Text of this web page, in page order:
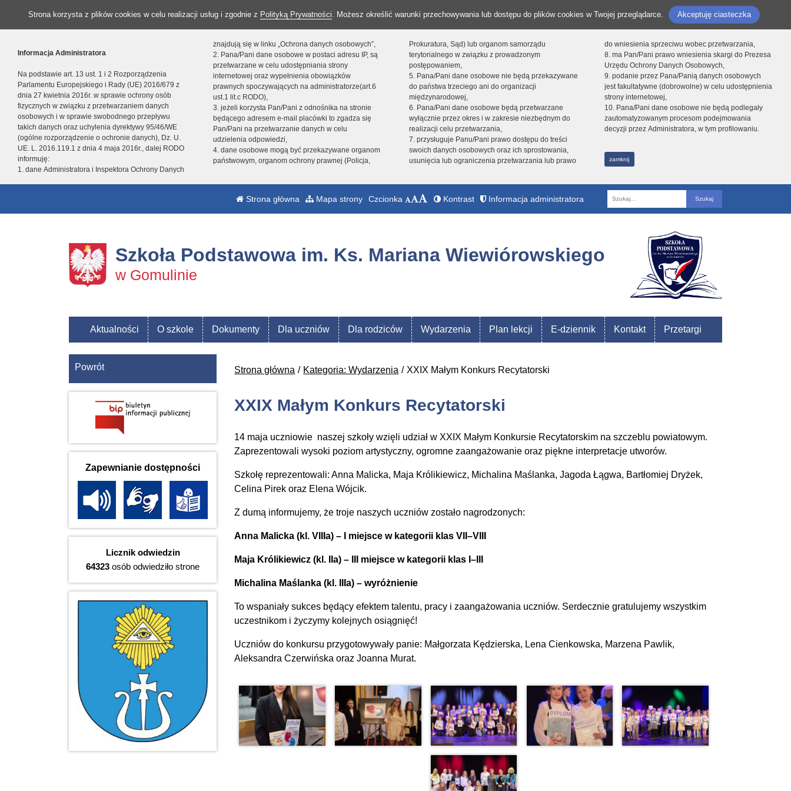
Strona korzysta z plików cookies w celu realizacji usług i zgodnie z Polityką Prywatności. Możesz określić warunki przechowywania lub dostępu do plików cookies w Twojej przeglądarce. Akceptuję ciasteczka
Informacja Administratora
Na podstawie art. 13 ust. 1 i 2 Rozporządzenia
Parlamentu Europejskiego i Rady (UE) 2016/679 z
dnia 27 kwietnia 2016r. w sprawie ochrony osób
fizycznych w związku z przetwarzaniem danych
osobowych i w sprawie swobodnego przepływu
takich danych oraz uchylenia dyrektywy 95/46/WE
(ogólne rozporządzenie o ochronie danych), Dz. U.
UE. L. 2016.119.1 z dnia 4 maja 2016r., dalej RODO
informuję:
1. dane Administratora i Inspektora Ochrony Danych
znajdują się w linku „Ochrona danych osobowych”,
2. Pana/Pani dane osobowe w postaci adresu IP, są
przetwarzane w celu udostępniania strony
internetowej oraz wypełnienia obowiązków
prawnych spoczywających na administratorze(art.6
ust.1 lit.c RODO),
3. jeżeli korzysta Pan/Pani z odnośnika na stronie
będącego adresem e-mail placówki to zgadza się
Pan/Pani na przetwarzanie danych w celu
udzielenia odpowiedzi,
4. dane osobowe mogą być przekazywane organom
państwowym, organom ochrony prawnej (Policja,
Prokuratura, Sąd) lub organom samorządu
terytorialnego w związku z prowadzonym
postępowaniem,
5. Pana/Pani dane osobowe nie będą przekazywane
do państwa trzeciego ani do organizacji
międzynarodowej,
6. Pana/Pani dane osobowe będą przetwarzane
wyłącznie przez okres i w zakresie niezbędnym do
realizacji celu przetwarzania,
7. przysługuje Panu/Pani prawo dostępu do treści
swoich danych osobowych oraz ich sprostowania,
usunięcia lub ograniczenia przetwarzania lub prawo
do wniesienia sprzeciwu wobec przetwarzania,
8. ma Pan/Pani prawo wniesienia skargi do Prezesa
Urzędu Ochrony Danych Osobowych,
9. podanie przez Pana/Panią danych osobowych
jest fakultatywne (dobrowolne) w celu udostępnienia
strony internetowej,
10. Pana/Pani dane osobowe nie będą podlegały
zautomatyzowanym procesom podejmowania
decyzji przez Administratora, w tym profilowaniu.
zamknij
Strona główna Mapa strony Czcionka Kontrast Informacja administratora
Fraza
Szkoła Podstawowa im. Ks. Mariana Wiewiórowskiego
w Gomulinie
Aktualności O szkole Dokumenty Dla uczniów Dla rodziców Wydarzenia Plan lekcji E-dziennik Kontakt Przetargi
Strona główna Kategoria: Wydarzenia XXIX Małym Konkurs Recytatorski
XXIX Małym Konkurs Recytatorski
14 maja uczniowie naszej szkoły wzięli udział w XXIX Małym Konkursie Recytatorskim na szczeblu powiatowym.
Zaprezentowali wysoki poziom artystyczny, ogromne zaangażowanie oraz piękne interpretacje utworów.
Szkołę reprezentowali: Anna Malicka, Maja Królikiewicz, Michalina Maślanka, Jagoda Łągwa, Bartłomiej Dryżek,
Celina Pirek oraz Elena Wójcik.
Z dumą informujemy, że troje naszych uczniów zostało nagrodzonych:
Anna Malicka (kl. VIIIa) – I miejsce w kategorii klas VII–VIII
Maja Królikiewicz (kl. IIa) – III miejsce w kategorii klas I–III
Michalina Maślanka (kl. IIIa) – wyróżnienie
To wspaniały sukces będący efektem talentu, pracy i zaangażowania uczniów. Serdecznie gratulujemy wszystkim
uczestnikom i życzymy kolejnych osiągnięć!
Uczniów do konkursu przygotowywały panie: Małgorzata Kędzierska, Lena Cienkowska, Marzena Pawlik,
Aleksandra Czerwińska oraz Joanna Murat.
Powrót
Zapewnianie dostępności
Licznik odwiedzin
64323 osób odwiedziło strone